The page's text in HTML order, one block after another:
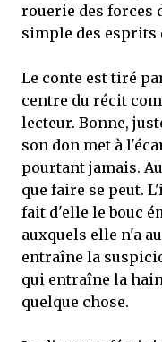
rouerie des forces
simple des esprits
Le conte est tiré
centre du récit
lecteur. Bonne,
son don met à
pourtant jamais.
que faire se peut.
fait d'elle le bouc
auxquels elle n'a
entraîne la
qui entraîne la
quelque chose.